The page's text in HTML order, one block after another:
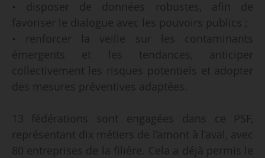
• disposer de données robustes, afin de
favoriser le dialogue avec les pouvoirs publics ;
• renforcer la veille sur les contaminants
émergents et les tendances, anticiper
collectivement les risques potentiels et adopter
des mesures préventives adaptées.
13 fédérations sont engagées dans ce PSF,
représentant dix métiers de l’amont à l’aval, avec
80 entreprises de la filière. Cela a déjà permis le